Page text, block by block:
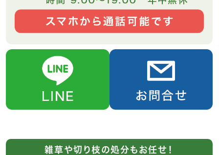
雑草や切り枝の処分もお任せ！